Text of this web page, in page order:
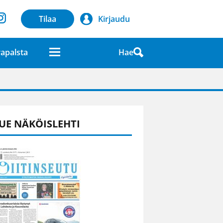
Tilaa Kirjaudu
Hae
lehdessä
NÄKÖISLEHTI